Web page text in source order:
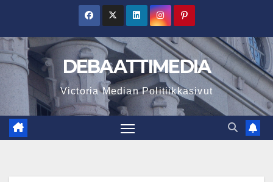
content
DEBAATTIMEDIA
Victoria Median Politiikkasivut